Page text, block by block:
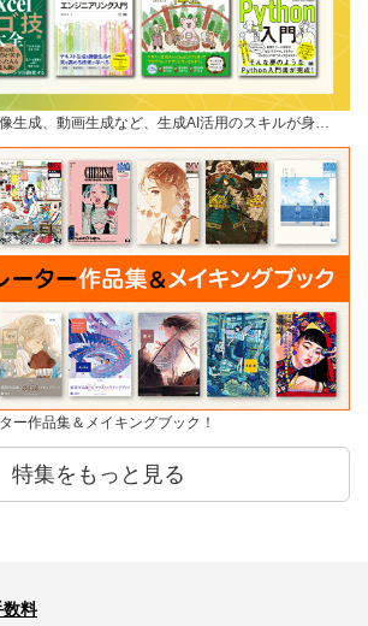
生成、動画生成など、生成AI活用のスキルが身…
ー作品集＆メイキングブック！
特集をもっと見る
数料